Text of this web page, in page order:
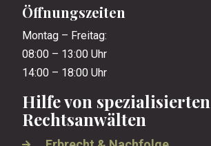
Öffnungszeiten
Montag – Freitag:
08:00 – 13:00 Uhr
14:00 – 18:00 Uhr
Hilfe von spezialisierten
Rechtsanwälten